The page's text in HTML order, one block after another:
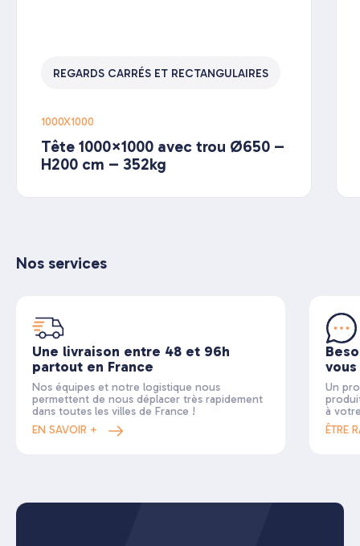
REGARDS CARRÉS ET RECTANGULAIRES
1000X1000
Tête 1000×1000 avec trou Ø650 –
H200 cm – 352kg
Nos services
Une livraison entre 48 et 96h
partout en France
Nos équipes et notre logistique nous
permettent de nous déplacer très rapidement
dans toutes les villes de France !
EN SAVOIR +
Un
à
ÊTRE